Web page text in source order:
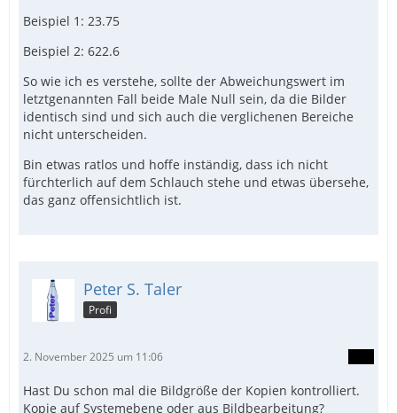
Beispiel 1: 23.75
Beispiel 2: 622.6
So wie ich es verstehe, sollte der Abweichungswert im
letztgenannten Fall beide Male Null sein, da die Bilder
identisch sind und sich auch die verglichenen Bereiche
nicht unterscheiden.
Bin etwas ratlos und hoffe inständig, dass ich nicht
fürchterlich auf dem Schlauch stehe und etwas übersehe,
das ganz offensichtlich ist.
Peter S. Taler
Profi
2. November 2025 um 11:06
Hast Du schon mal die Bildgröße der Kopien kontrolliert.
Kopie auf Systemebene oder aus Bildbearbeitung?